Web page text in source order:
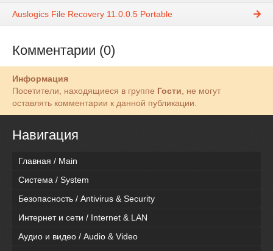
Auslogics File Recovery 11.0.0.5 Portable
Комментарии (0)
Информация
Посетители, находящиеся в группе Гости, не могут
оставлять комментарии к данной публикации.
Навигация
Главная / Main
Система / System
Безопасность / Antivirus & Security
Интернет и сети / Internet & LAN
Аудио и видео / Audio & Video